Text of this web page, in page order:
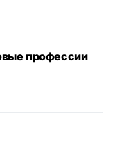
профессии